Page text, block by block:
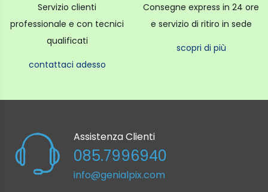
Servizio clienti
professionale e con tecnici
qualificati
contattaci adesso
Consegne express in 24 ore
e servizio di ritiro in sede
scopri di più
Assistenza Clienti
085.7996940
info@genialpix.com